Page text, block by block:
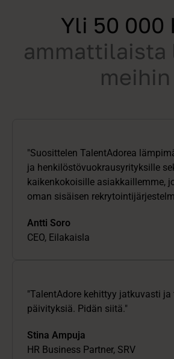
Yli 50 000
ammattilaista
meihin
"Suosittelen TalentAdorea
ja henkilöstövuokrausyrityksille
kaikenkokoisille asiakkaillemme,
oman sisäisen
Antti Soro
CEO, Eilakaisla
"TalentAdore kehittyy jatkuvasti ja
päivityksiä. Pidän siitä."
Stina Ampuja
HR Business Partner, SRV